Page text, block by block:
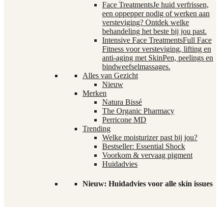
Face TreatmentsJe huid verfrissen,
een oppepper nodig of werken aan
versteviging? Ontdek welke
behandeling het beste bij jou past.
Intensive Face TreatmentsFull Face
Fitness voor versteviging, lifting en
anti-aging met SkinPen, peelings en
bindweefselmassages.
Alles van Gezicht
Nieuw
Merken
Natura Bissé
The Organic Pharmacy
Perricone MD
Trending
Welke moisturizer past bij jou?
Bestseller: Essential Shock
Voorkom & vervaag pigment
Huidadvies
Nieuw: Huidadvies voor alle skin issues